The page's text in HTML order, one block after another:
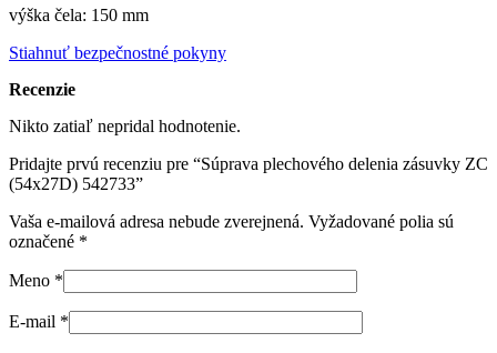
výška čela: 150 mm
Stiahnuť bezpečnostné pokyny
Recenzie
Nikto zatiaľ nepridal hodnotenie.
Pridajte prvú recenziu pre “Súprava plechového delenia zásuvky ZC
(54x27D) 542733”
Vaša e-mailová adresa nebude zverejnená. Vyžadované polia sú
označené *
Meno *
E-mail *